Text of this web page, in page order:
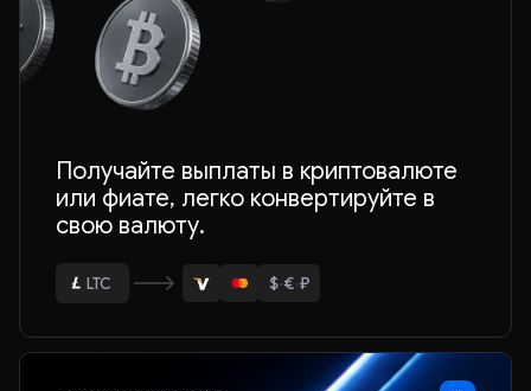
Получайте выплаты в криптовалюте
или фиате, легко конвертируйте в
свою валюту.
ETH
LTC
$·€·₽